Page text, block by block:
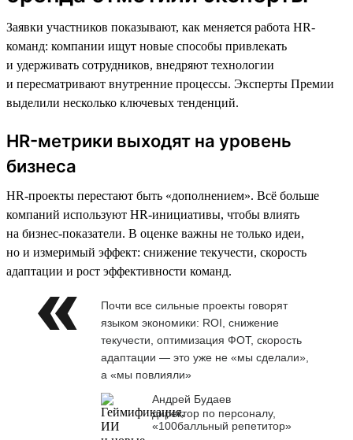
Заявки участников показывают, как меняется работа HR-
команд: компании ищут новые способы привлекать
и удерживать сотрудников, внедряют технологии
и пересматривают внутренние процессы. Эксперты Премии
выделили несколько ключевых тенденций.
HR-метрики выходят на уровень
бизнеса
HR-проекты перестают быть «дополнением». Всё больше
компаний используют HR-инициативы, чтобы влиять
на бизнес-показатели. В оценке важны не только идеи,
но и измеримый эффект: снижение текучести, скорость
адаптации и рост эффективности команд.
Почти все сильные проекты говорят
языком экономики: ROI, снижение
текучести, оптимизация ФОТ, скорость
адаптации — это уже не «мы сделали»,
а «мы повлияли»
Андрей Будаев
директор по персоналу,
«100балльный репетитор»